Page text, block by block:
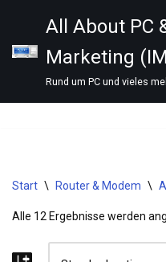
Zum
Inhalt
springen
All About PC
Marketing
Rund um PC und vieles
Start \ Router & Modem \
Alle 12 Ergebnisse werden